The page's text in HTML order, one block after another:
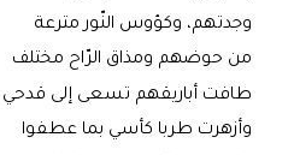
وجدتهم، وكؤوس النّور مترعة
من حوضهم ومذاق الرّاح مختلف
طافت أباريقهم تسعى إلى قدحي
وأزهرت طربا كأسي بما عطفوا